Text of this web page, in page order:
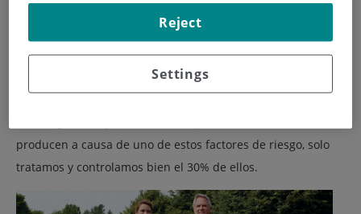
de ejercicio, la tensión arterial alta, los niveles de colesterol
elevado, la diabetes, la obesidad y una predisposición
genética. Últimamente se están añadiendo otros como los
trastornos del sueño y otros factores medioambientales
producen a causa de uno de estos factores de riesgo, solo
tratamos y controlamos bien el 30% de ellos.
Settings
Reject